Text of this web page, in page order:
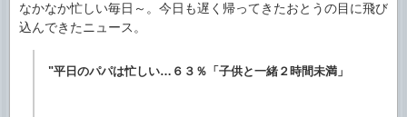
なかなか忙しい毎日～。今日も遅く帰ってきたおとうの目に飛び
込んできたニュース。
"平日のパパは忙しい…６３％「子供と一緒２時間未満」